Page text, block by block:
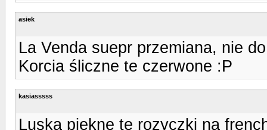
asiek
La Venda suepr przemiana, nie
Korcia śliczne te czerwone :P
kasiasssss
Luska piekne te rozyczki na